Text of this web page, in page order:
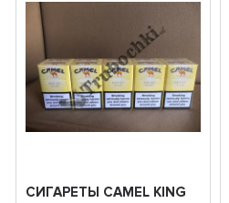
СИГАРЕТЫ CAMEL KING